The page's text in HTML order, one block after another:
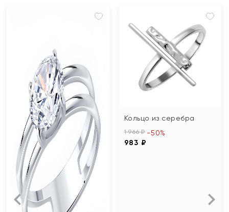
Кольцо из серебра
1 966 ₽
983 ₽
-50%